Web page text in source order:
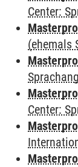
Center:
(ehemals
Center: